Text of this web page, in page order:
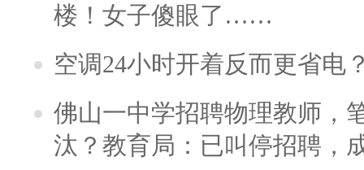
楼！女子傻眼了……
空调24小时开着反而更省电
佛山一中学招聘物理教师，
汰？教育局：已叫停招聘，